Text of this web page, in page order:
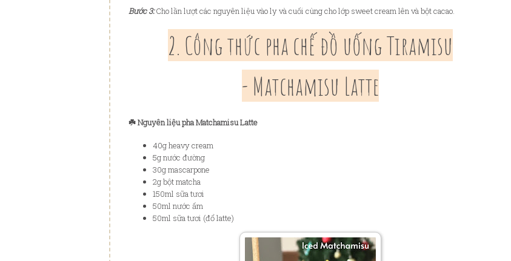
Bước 3:Cho lần lượt các nguyên liệu vào ly và cuối cùng cho lớp sweet cream lên và bột cacao.
2. Công thức pha chế đồ uống Tiramisu
- Matchamisu Latte
☘️ Nguyên liệu pha Matchamisu Latte
40g heavy cream
5g nước đường
30g mascarpone
2g bột matcha
150ml sữa tươi
50ml nước ấm
50ml sữa tươi (đổ latte)